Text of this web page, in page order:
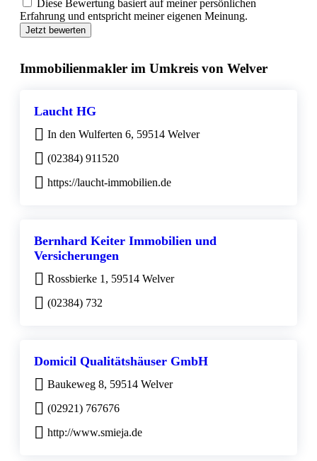
Diese Bewertung basiert auf meiner persönlichen
Erfahrung und entspricht meiner eigenen Meinung.
Jetzt bewerten
Immobilienmakler im Umkreis von Welver
Laucht HG
In den Wulferten 6, 59514 Welver
(02384) 911520
https://laucht-immobilien.de
Bernhard Keiter Immobilien und
Versicherungen
Rossbierke 1, 59514 Welver
(02384) 732
Domicil Qualitätshäuser GmbH
Baukeweg 8, 59514 Welver
(02921) 767676
http://www.smieja.de